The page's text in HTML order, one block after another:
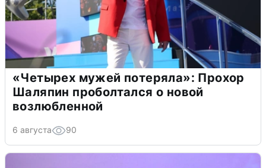
«Четырех мужей потеряла»: Прохор
Шаляпин проболтался о новой
возлюбленной
6 августа 90